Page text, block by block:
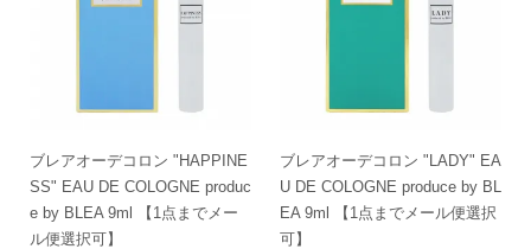
ブレアオーデコロン "HAPPINE
SS" EAU DE COLOGNE produc
e by BLEA 9ml 【1点までメー
ル便選択可】
ブレアオーデコロン "LADY" EA
U DE COLOGNE produce by BL
EA 9ml 【1点までメール便選択
可】